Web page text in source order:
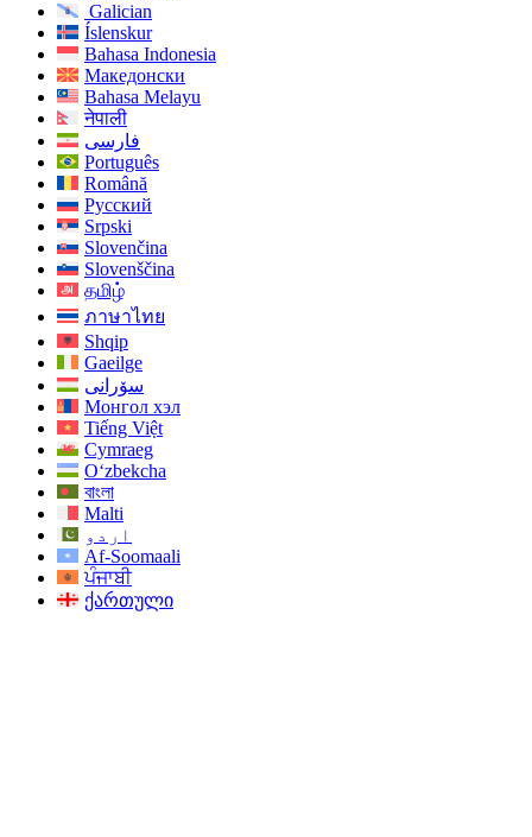
Galician
Íslenskur
Bahasa Indonesia
Македонски
Bahasa Melayu
नेपाली
فارسی
Português
Română
Русский
Srpski
Slovenčina
Slovenščina
தமிழ்
ภาษาไทย
Shqip
Gaeilge
سۆرانی
Монгол хэл
Tiếng Việt
Cymraeg
O‘zbekcha
বাংলা
Malti
اردو
Af-Soomaali
ਪੰਜਾਬੀ
ქართული